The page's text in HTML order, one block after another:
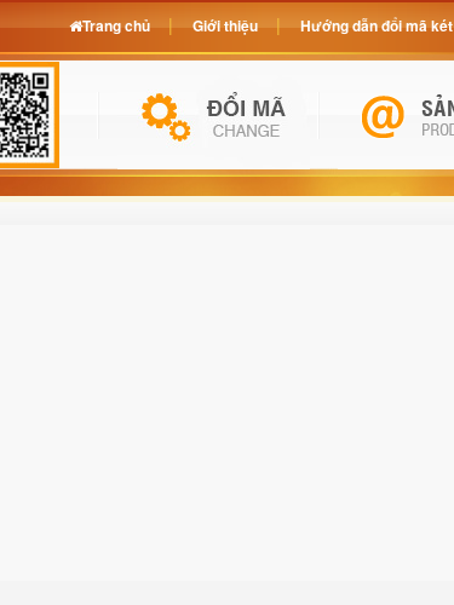
Trang chủ Giới thiệu Hướng dẫn đổi mã két